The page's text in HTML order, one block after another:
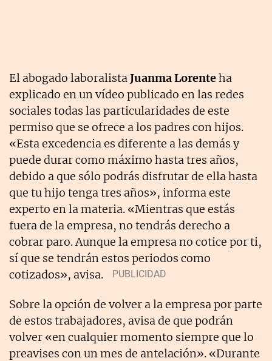
El abogado laboralistaJuanma Lorenteha
explicado en un vídeo publicado en las redes
sociales todas las particularidades de este
permiso que se ofrece a los padres con hijos.
«Esta excedencia es diferente a las demás y
puede durar como máximo hasta tres años,
debido a que sólo podrás disfrutar de ella hasta
que tu hijo tenga tres años», informa este
experto en la materia. «Mientras que estás
fuera de la empresa, no tendrás derecho a
cobrar paro. Aunque la empresa no cotice por ti,
sí que se tendrán estos periodos como
cotizados», avisa.
Sobre la opción de volver a la empresa por parte
de estos trabajadores, avisa de que podrán
volver «en cualquier momento siempre que lo
preavises con un mes de antelación». «Durante